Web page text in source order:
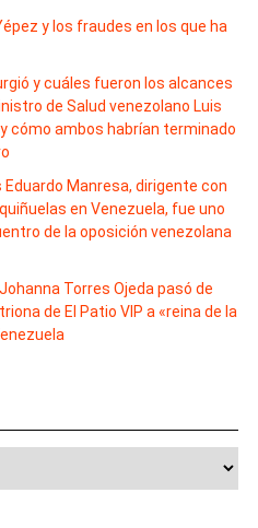
y los fraudes en los que ha
y cuáles fueron los alcances
de Salud venezolano Luis
cómo ambos habrían terminado
Eduardo Manresa, dirigente con
en Venezuela, fue uno
de la oposición venezolana
Torres Ojeda pasó de
de El Patio VIP a «reina de la